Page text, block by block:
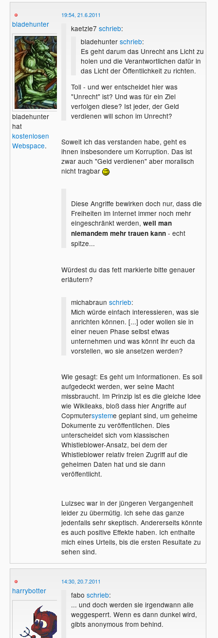
Anonymous. Und LulzSec kündigte an,
nach dem Angriff auf die
Ziele ins Visier nehmen zu wollen. In einer
im Web verbreiteten Erklärung begründete
LulzSec die Attacken mit den ihrer Meinung
nach fortschreitenden Bemühungen der
Regierungen, das Internet zu dominieren
und zu kontrollieren.
Quelle:
http://www.heise.de/newsticker/meldung/
bladehunter
bladehunter
hat
kostenlosen
Webspace.
19:54, 21.6.2011
kaetzle7 schrieb:
bladehunter schrieb:
Es geht darum das Unrecht ans Licht zu
holen und die Verantwortlichen dafür in
das Licht der Öffentlichkeit zu richten.
Toll - und wer entscheidet hier was
"Unrecht" ist? Und was für ein Ziel
verfolgen diese? Ist jeder, der Geld
verdienen will schon im Unrecht?
Soweit ich das verstanden habe, geht es
ihnen insbesondere um Korruption. Das ist
zwar auch "Geld verdienen" aber moralisch
nicht tragbar
Diese Angriffe bewirken doch nur, dass die
Freiheiten im Internet immer noch mehr
eingeschränkt werden, weil man
niemandem mehr trauen kann- echt
spitze...
Würdest du das fett markierte bitte genauer
erläutern?
michabraun schrieb:
Mich würde einfach interessieren, was sie
anrichten können. [...] oder wollen sie in
einer neuen Phase selbst etwas
unternehmen und was könnt ihr euch da
vorstellen, wo sie ansetzen werden?
Wie gesagt: Es geht um Informationen. Es soll
aufgedeckt werden, wer seine Macht
missbraucht. Im Prinzip ist es die gleiche Idee
wie Wikileaks, bloß dass hier Angriffe auf
Copmutersysteme geplant sind, um geheime
Dokumente zu veröffentlichen. Dies
unterscheidet sich vom klassischen
Whistleblower-Ansatz, bei dem der
Whistleblower relativ freien Zugriff auf die
geheimen Daten hat und sie dann
veröffentlicht.
Lulzsec war in der jüngeren Vergangenheit
leider zu übermütig. Ich sehe das ganze
jedenfalls sehr skeptisch. Andererseits könnte
es auch positive Effekte haben. Ich enthalte
mich eines Urteils, bis die ersten Resultate zu
sehen sind.
harrybotter
14:30, 20.7.2011
fabo schrieb:
... und doch werden sie irgendwann alle
weggesperrt. Wenn es dann dunkel wird,
gibts anonymous from behind.